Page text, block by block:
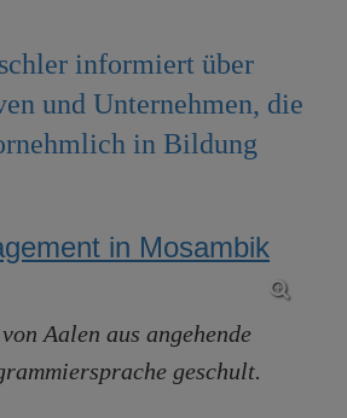
informiert über
und Unternehmen, die
in Bildung
Aalen aus angehende
geschult.